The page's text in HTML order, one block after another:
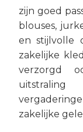
zijn goed
blouses,
en stijlvolle
zakelijke
verzorgd
zakelijke